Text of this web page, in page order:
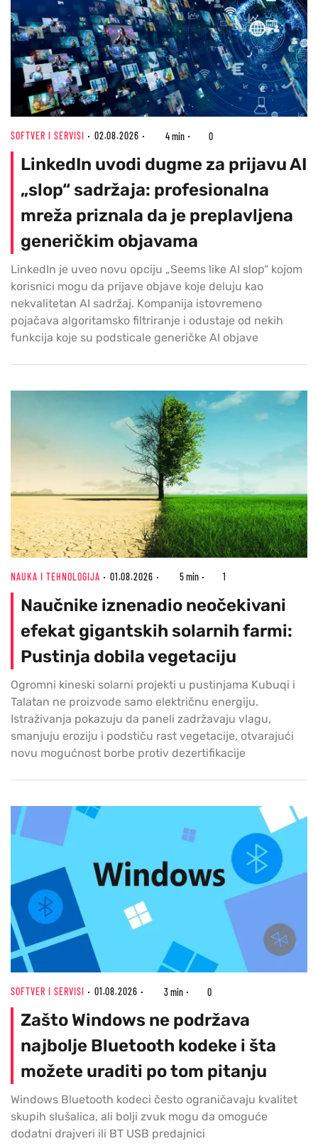
SOFTVER I SERVISI 02.08.2026 4 min 0
LinkedIn uvodi dugme za prijavu AI
„slop“ sadržaja: profesionalna
mreža priznala da je preplavljena
generičkim objavama
LinkedIn je uveo novu opciju „Seems like AI slop“ kojom
korisnici mogu da prijave objave koje deluju kao
nekvalitetan AI sadržaj. Kompanija istovremeno
pojačava algoritamsko filtriranje i odustaje od nekih
funkcija koje su podsticale generičke AI objave
NAUKA I TEHNOLOGIJA 01.08.2026 5 min 1
Naučnike iznenadio neočekivani
efekat gigantskih solarnih farmi:
Pustinja dobila vegetaciju
Ogromni kineski solarni projekti u pustinjama Kubuqi i
Talatan ne proizvode samo električnu energiju.
Istraživanja pokazuju da paneli zadržavaju vlagu,
smanjuju eroziju i podstiču rast vegetacije, otvarajući
novu mogućnost borbe protiv dezertifikacije
SOFTVER I SERVISI 01.08.2026 3 min 0
Zašto Windows ne podržava
najbolje Bluetooth kodeke i šta
možete uraditi po tom pitanju
Windows Bluetooth kodeci često ograničavaju kvalitet
skupih slušalica, ali bolji zvuk mogu da omoguće
dodatni drajveri ili BT USB predajnici